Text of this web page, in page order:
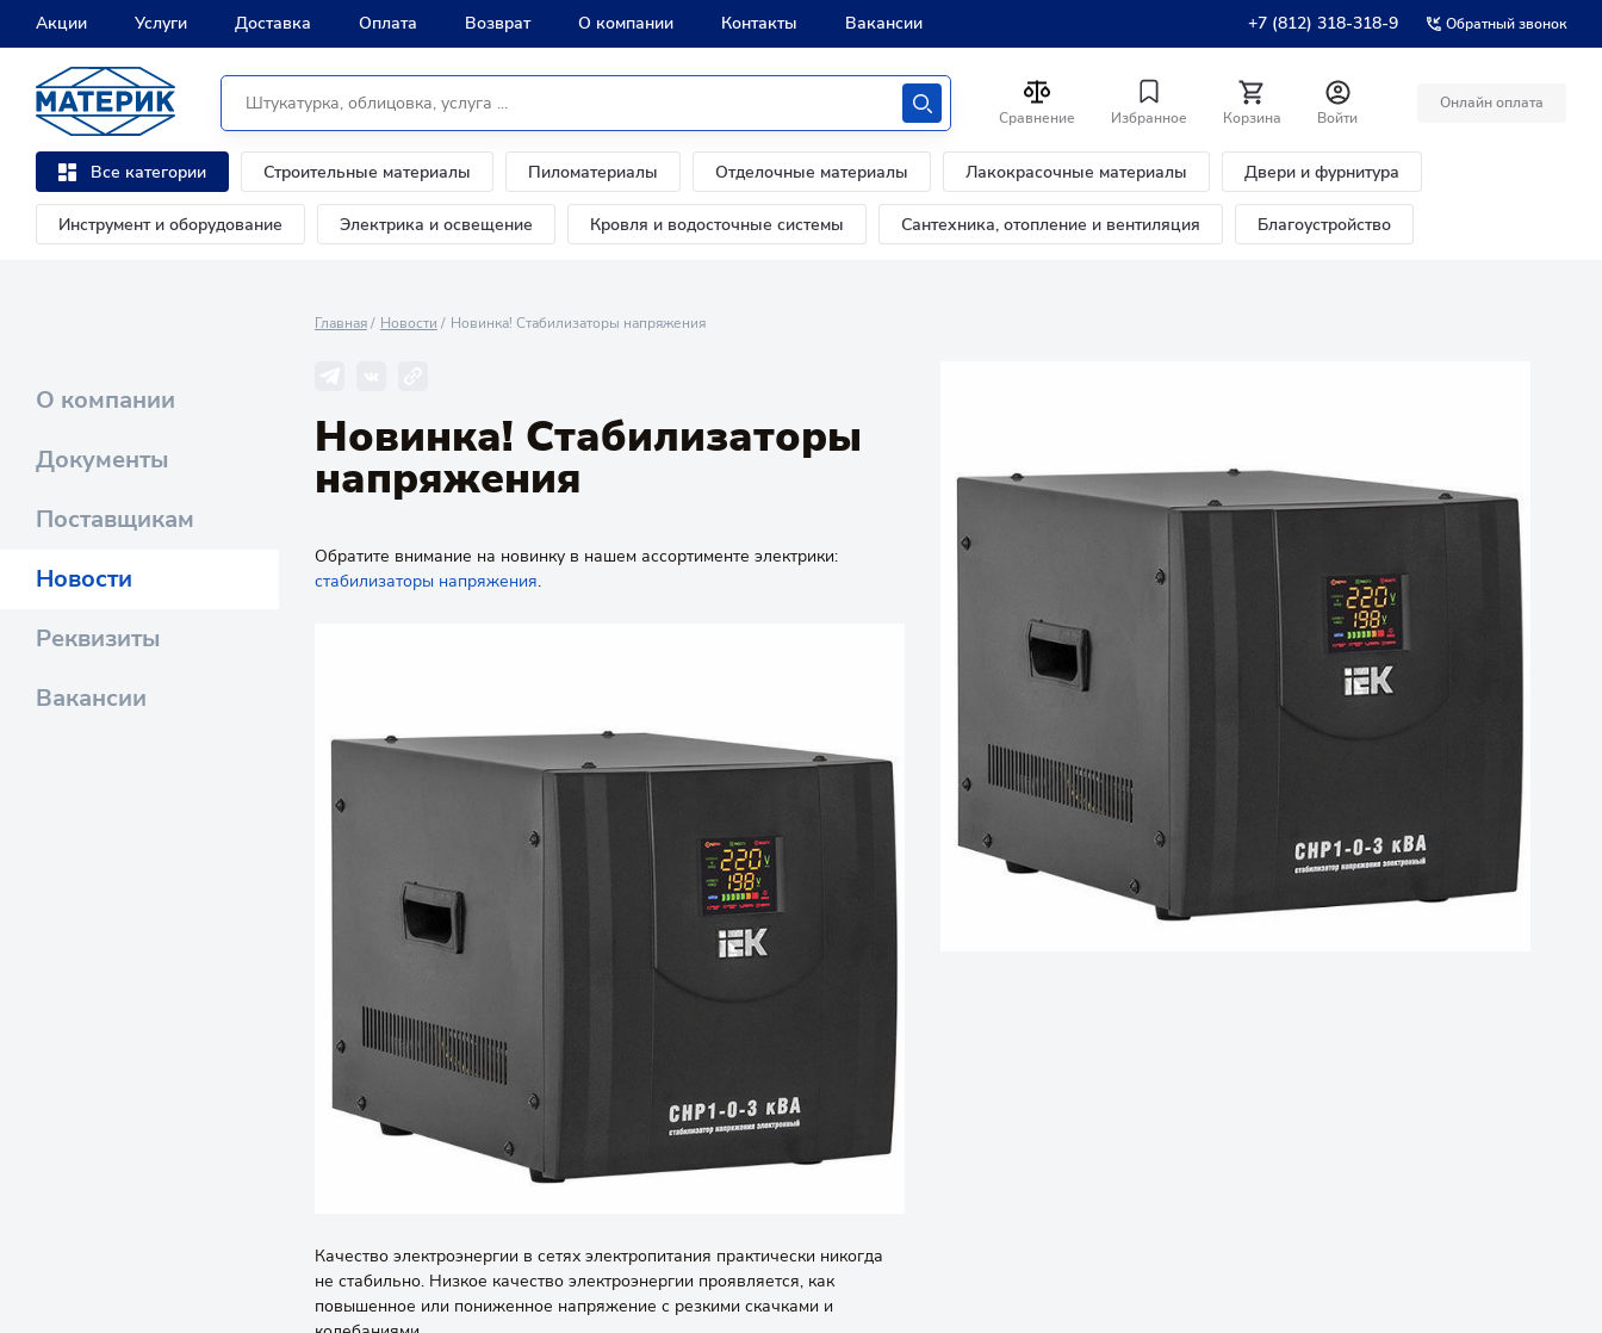
Акции Услуги Доставка Оплата Возврат О компании Контакты Вакансии +7 (812) 318-318-9 Обратный звонок
Сравнение Избранное Корзина Войти
Онлайн оплата
Все категории Строительные материалы Пиломатериалы Отделочные материалы Лакокрасочные материалы Двери и фурнитура
Инструмент и оборудование Электрика и освещение Кровля и водосточные системы Сантехника, отопление и вентиляция Благоустройство
О компании
Документы
Поставщикам
Новости
Реквизиты
Вакансии
Главная Новости Новинка! Стабилизаторы напряжения
Новинка! Стабилизаторы
напряжения
Обратите внимание на новинку в нашем ассортименте электрики:
стабилизаторы напряжения.
Качество электроэнергии в сетях электропитания практически никогда
не стабильно. Низкое качество электроэнергии проявляется, как
повышенное или пониженное напряжение с резкими скачками и